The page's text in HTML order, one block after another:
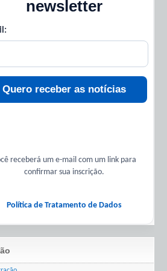
newsletter
Quero receber as notícias
receberá um e-mail com um link para
confirmar sua inscrição.
Política de Tratamento de Dados